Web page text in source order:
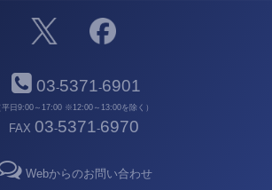
03-5371-6901
平日9:00～17:00 ※12:00～13:00を除く）
FAX 03-5371-6970
Webからのお問い合わせ